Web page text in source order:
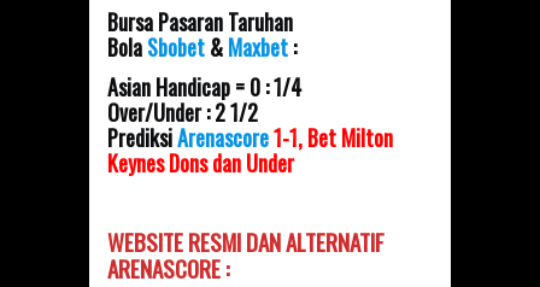
Bursa Pasaran Taruhan
BolaSbobet&Maxbet:
Asian Handicap = 0 : 1/4
Over/Under : 2 1/2
PrediksiArenascore1-1, Bet Milton
Keynes Dons dan Under
WEBSITE RESMI DANALTERNATIF
ARENASCORE :